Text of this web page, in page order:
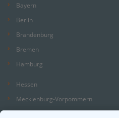
Bayern
Berlin
Brandenburg
Bremen
Hamburg
Hessen
Mecklenburg-Vorpommern
Niedersachsen